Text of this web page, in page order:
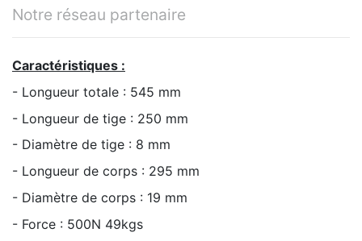
Notre réseau partenaire
Caractéristiques :
- Longueur totale : 545 mm
- Longueur de tige : 250 mm
- Diamètre de tige : 8 mm
- Longueur de corps : 295 mm
- Diamètre de corps : 19 mm
- Force : 500N 49kgs